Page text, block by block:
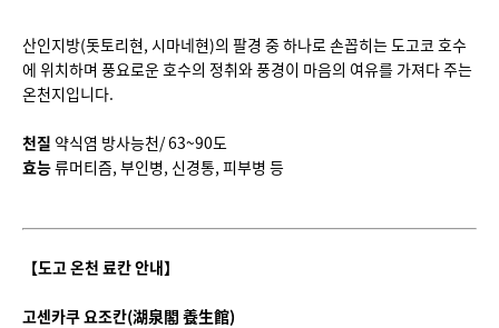
산인지방(돗토리현, 시마네현)의 팔경 중 하나로 손꼽히는 도고코 호수
에 위치하며 풍요로운 호수의 정취와 풍경이 마음의 여유를 가져다 주는
온천지입니다.
천질 약식염 방사능천/ 63~90도
효능류머티즘, 부인병, 신경통, 피부병 등
【도고 온천 료칸 안내】
고센카쿠 요조칸(湖泉閣 養生館)